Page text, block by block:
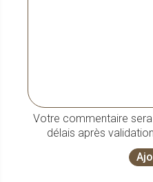
Votre commentaire
délais après